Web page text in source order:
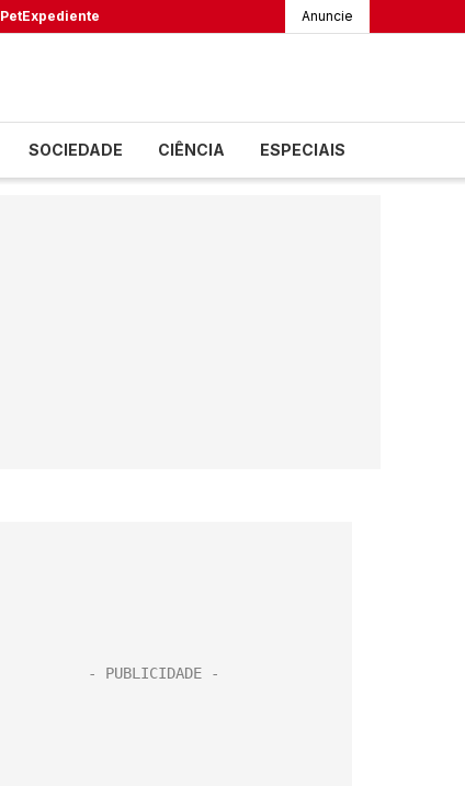
PetExpediente Anuncie
SOCIEDADE CIÊNCIA ESPECIAIS